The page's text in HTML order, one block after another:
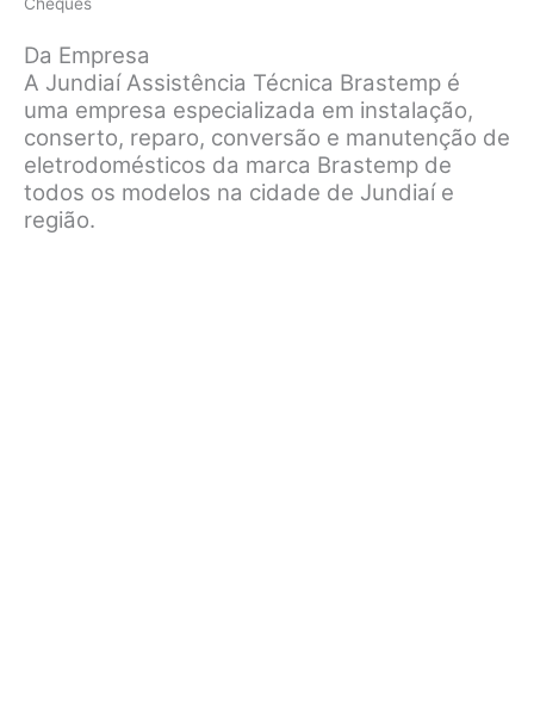
Da Empresa
A Jundiaí Assistência Técnica Brastemp é
uma empresa especializada em instalação,
conserto, reparo, conversão e manutenção de
eletrodomésticos da marca Brastemp de
todos os modelos na cidade de Jundiaí e
região.